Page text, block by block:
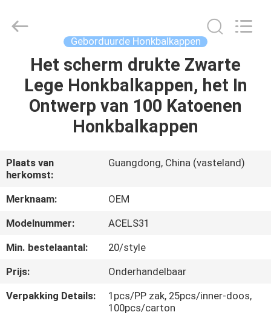
HUIS
PRODUCTEN
ONS
FABRIEKSREIS
KWALITEITSCONTROLE
CONTACTEER
ONS
Geborduurde Honkbalkappen
Het scherm drukte Zwarte
Lege Honkbalkappen, het In
Ontwerp van 100 Katoenen
Honkbalkappen
Plaats van
herkomst:
Guangdong, China (vasteland)
Merknaam:
OEM
Modelnummer:
ACELS31
Min. bestelaantal:
20/style
Prijs:
Onderhandelbaar
Verpakking Details:
1pcs/PP zak, 25pcs/inner-doos,
100pcs/carton